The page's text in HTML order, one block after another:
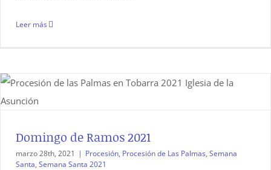
Leer más
Domingo de Ramos 2021
marzo 28th, 2021 | Procesión, Procesión de Las Palmas, Semana
Santa, Semana Santa 2021